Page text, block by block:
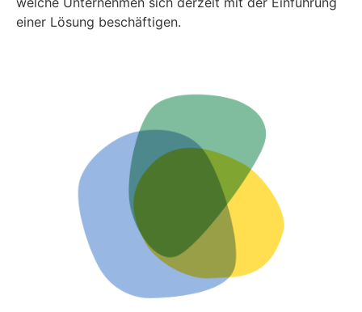
einer Lösung beschäftigen.